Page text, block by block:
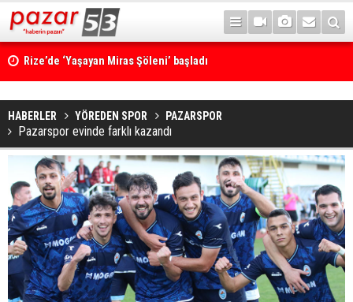
Rize’de ‘Yaşayan Miras Şöleni’ başladı
HABERLER YÖREDEN SPOR PAZARSPOR
Pazarspor evinde farklı kazandı